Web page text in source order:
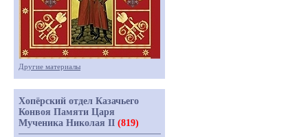
Другие материалы
Хопёрский отдел Казачьего
Конвоя Памяти Царя
Мученика Николая II (819)